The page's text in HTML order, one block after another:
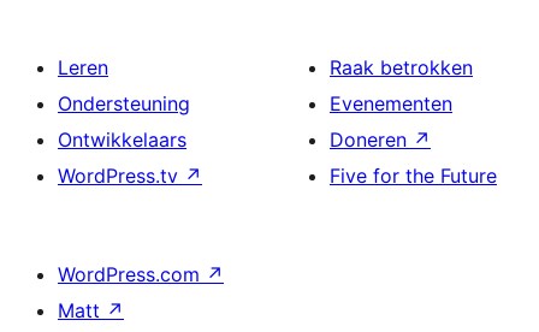
Leren
Ondersteuning
Ontwikkelaars
WordPress.tv ↗
Raak betrokken
Evenementen
Doneren ↗
Five for the Future
WordPress.com ↗
Matt ↗